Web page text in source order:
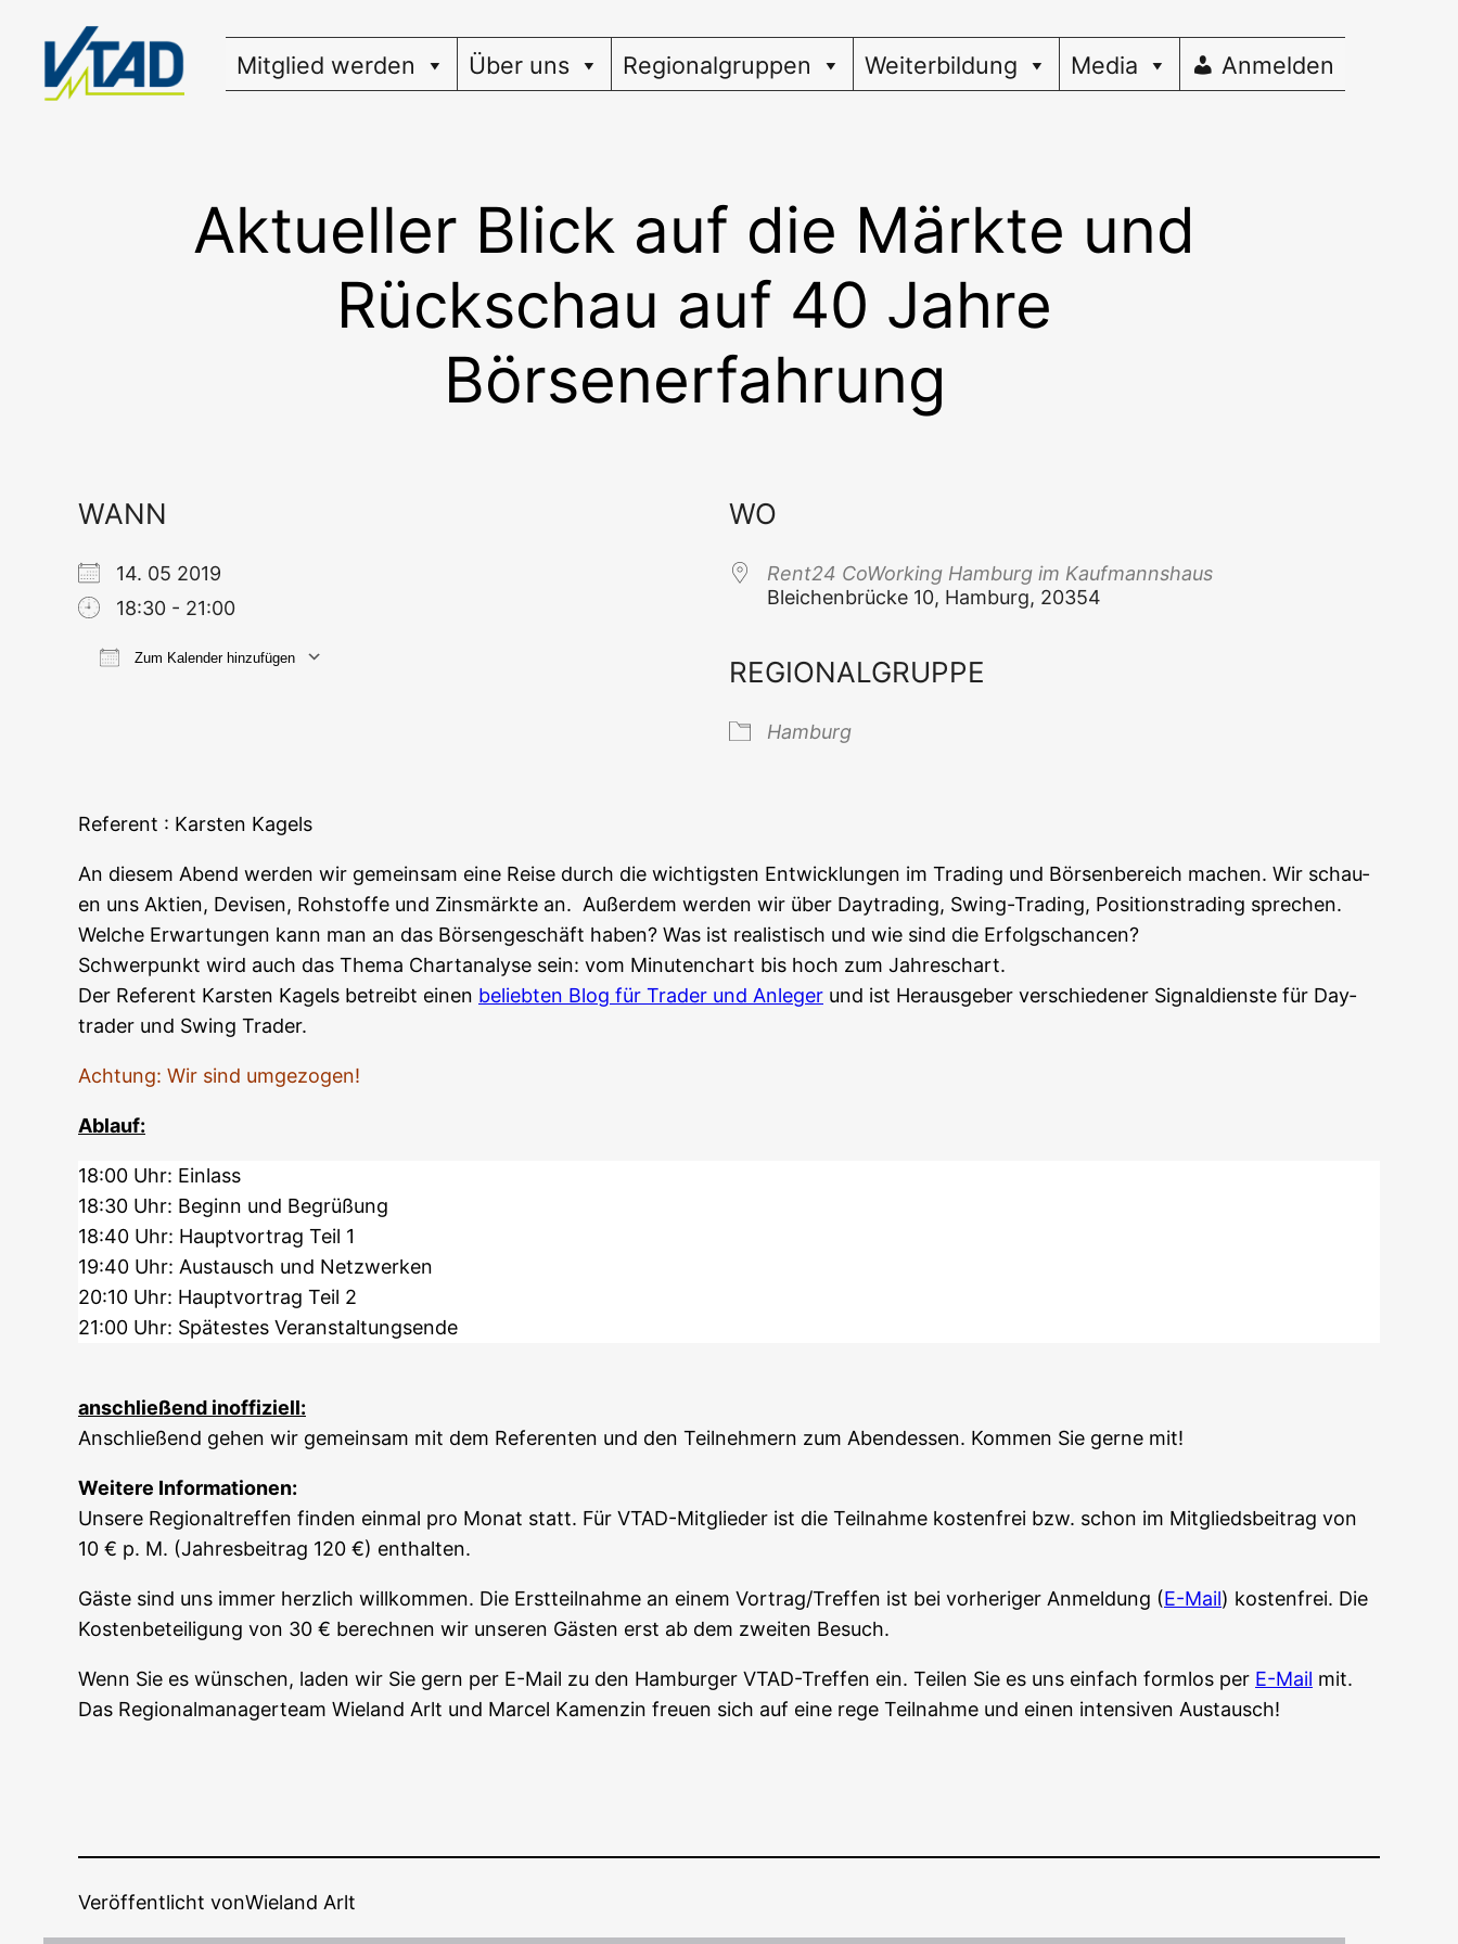
springen
Mitglied werden Über uns Regionalgruppen Weiterbildung Media Anmelden
Aktueller Blick auf die Märkte und
Rückschau auf 40 Jahre
Börsenerfahrung
WANN
14. 05 2019
18:30 - 21:00
Zum Kalender hinzufügen
WO
Rent24 CoWor­king Ham­burg im Kaufmannshaus
Blei­chen­brü­cke 10, Ham­burg, 20354
REGIONALGRUPPE
Ham­burg
Refe­rent : Kars­ten Kagels
An die­sem Abend wer­den wir gemein­sam eine Rei­se durch die wich­tigs­ten Ent­wick­lun­gen im Tra­ding und Bör­sen­be­reich machen. Wir schau­
en uns Akti­en, Devi­sen, Roh­stof­fe und Zins­märk­te an. Außer­dem wer­den wir über Day­tra­ding, Swing-Tra­ding, Posi­ti­ons­tra­ding sprechen.
Wel­che Erwar­tun­gen kann man an das Bör­sen­ge­schäft haben? Was ist rea­lis­tisch und wie sind die Erfolgschancen?
Schwer­punkt wird auch das The­ma Chart­ana­ly­se sein: vom Minu­ten­chart bis hoch zum Jahreschart.
Der Refe­rent Kars­ten Kagels betreibt einen belieb­ten Blog für Trader und Anle­ger und ist Her­aus­ge­ber ver­schie­de­ner Signal­diens­te für Day­
trader und Swing Trader.
Ach­tung: Wir sind umgezogen!
Ablauf:
18:00 Uhr: Einlass
18:30 Uhr: Beginn und Begrüßung
18:40 Uhr: Haupt­vor­trag Teil 1
19:40 Uhr: Aus­tausch und Netzwerken
20:10 Uhr: Haupt­vor­trag Teil 2
21:00 Uhr: Spä­tes­tes Veranstaltungsende
anschlie­ßend inoffiziell:
Anschlie­ßend gehen wir gemein­sam mit dem Refe­ren­ten und den Teil­neh­mern zum Abend­essen. Kom­men Sie ger­ne mit!
Wei­te­re Informationen:
Unse­re Regio­nal­tref­fen fin­den ein­mal pro Monat statt. Für VTAD-Mit­glie­der ist die Teil­nah­me kos­ten­frei bzw. schon im Mit­glieds­bei­trag von
10 € p. M. (Jah­res­bei­trag 120 €) enthalten.
Gäs­te sind uns immer herz­lich will­kom­men. Die Erst­teil­nah­me an einem Vortrag/Treffen ist bei vor­he­ri­ger Anmel­dung (E-Mail) kos­ten­frei. Die
Kos­ten­be­tei­li­gung von 30 € berech­nen wir unse­ren Gäs­ten erst ab dem zwei­ten Besuch.
Wenn Sie es wün­schen, laden wir Sie gern per E-Mail zu den Ham­bur­ger VTAD-Tref­fen ein. Tei­len Sie es uns ein­fach form­los per E-Mail mit.
Das Regio­nal­ma­na­ger­team Wie­land Arlt und Mar­cel Kamen­zin freu­en sich auf eine rege Teil­nah­me und einen inten­si­ven Austausch!
Veröffentlicht vonWieland Arlt